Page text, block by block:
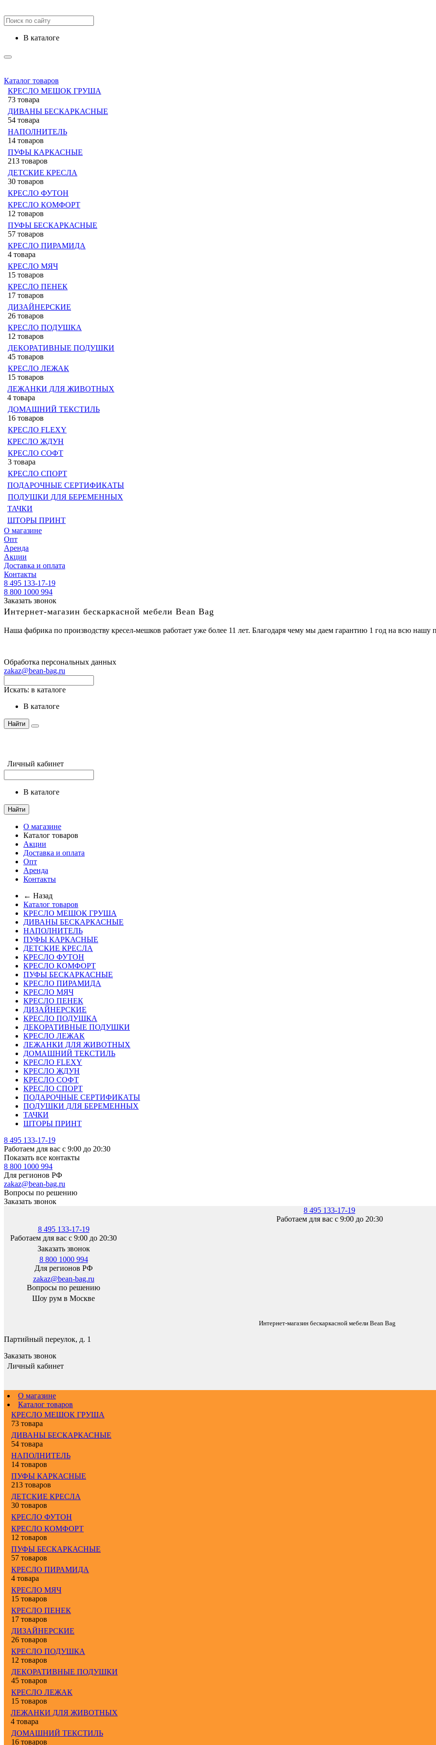
в каталоге
Каталог товаров
КРЕСЛО МЕШОК ГРУША
73 товара
ДИВАНЫ БЕСКАРКАСНЫЕ
54 товара
НАПОЛНИТЕЛЬ
14 товаров
ПУФЫ КАРКАСНЫЕ
213 товаров
ДЕТСКИЕ КРЕСЛА
30 товаров
КРЕСЛО ФУТОН
КРЕСЛО КОМФОРТ
12 товаров
ПУФЫ БЕСКАРКАСНЫЕ
57 товаров
КРЕСЛО ПИРАМИДА
4 товара
КРЕСЛО МЯЧ
15 товаров
КРЕСЛО ПЕНЕК
17 товаров
ДИЗАЙНЕРСКИЕ
26 товаров
КРЕСЛО ПОДУШКА
12 товаров
ДЕКОРАТИВНЫЕ ПОДУШКИ
45 товаров
КРЕСЛО ЛЕЖАК
15 товаров
ЛЕЖАНКИ ДЛЯ ЖИВОТНЫХ
4 товара
ДОМАШНИЙ ТЕКСТИЛЬ
16 товаров
КРЕСЛО FLEXY
КРЕСЛО ЖДУН
КРЕСЛО СОФТ
3 товара
КРЕСЛО СПОРТ
ПОДАРОЧНЫЕ СЕРТИФИКАТЫ
ПОДУШКИ ДЛЯ БЕРЕМЕННЫХ
ТАЧКИ
ШТОРЫ ПРИНТ
О магазине
Опт
Аренда
Акции
Доставка и оплата
Контакты
8 495 133-17-19
8 800 1000 994
Заказать звонок
Интернет-магазин бескаркасной мебели Bean Bag
Наша фабрика по производству кресел-мешков работает уже более 11 лет. Благодаря чему мы даем гарантию 1 год на всю нашу
Обработка персональных данных
zakaz@bean-bag.ru
Искать: в каталоге
в каталоге
Найти
Личный кабинет
в каталоге
Найти
О магазине
Каталог товаров
Акции
Доставка и оплата
Опт
Аренда
Контакты
← Назад
Каталог товаров
КРЕСЛО МЕШОК ГРУША
ДИВАНЫ БЕСКАРКАСНЫЕ
НАПОЛНИТЕЛЬ
ПУФЫ КАРКАСНЫЕ
ДЕТСКИЕ КРЕСЛА
КРЕСЛО ФУТОН
КРЕСЛО КОМФОРТ
ПУФЫ БЕСКАРКАСНЫЕ
КРЕСЛО ПИРАМИДА
КРЕСЛО МЯЧ
КРЕСЛО ПЕНЕК
ДИЗАЙНЕРСКИЕ
КРЕСЛО ПОДУШКА
ДЕКОРАТИВНЫЕ ПОДУШКИ
КРЕСЛО ЛЕЖАК
ЛЕЖАНКИ ДЛЯ ЖИВОТНЫХ
ДОМАШНИЙ ТЕКСТИЛЬ
КРЕСЛО FLEXY
КРЕСЛО ЖДУН
КРЕСЛО СОФТ
КРЕСЛО СПОРТ
ПОДАРОЧНЫЕ СЕРТИФИКАТЫ
ПОДУШКИ ДЛЯ БЕРЕМЕННЫХ
ТАЧКИ
ШТОРЫ ПРИНТ
8 495 133-17-19
Работаем для вас с 9:00 до 20:30
Показать все контакты
8 800 1000 994
Для регионов РФ
zakaz@bean-bag.ru
Вопросы по решению
Заказать звонок
8 495 133-17-19
Работаем для вас с 9:00 до 20:30
8 495 133-17-19
Работаем для вас с 9:00 до 20:30
Заказать звонок
8 800 1000 994
Для регионов РФ
zakaz@bean-bag.ru
Вопросы по решению
Шоу рум в Москве
Интернет-магазин бескаркасной мебели Bean Bag
Партийный переулок, д. 1
Заказать звонок
Личный кабинет
О магазине
Каталог товаров
КРЕСЛО МЕШОК ГРУША
73 товара
ДИВАНЫ БЕСКАРКАСНЫЕ
54 товара
НАПОЛНИТЕЛЬ
14 товаров
ПУФЫ КАРКАСНЫЕ
213 товаров
ДЕТСКИЕ КРЕСЛА
30 товаров
КРЕСЛО ФУТОН
КРЕСЛО КОМФОРТ
12 товаров
ПУФЫ БЕСКАРКАСНЫЕ
57 товаров
КРЕСЛО ПИРАМИДА
4 товара
КРЕСЛО МЯЧ
15 товаров
КРЕСЛО ПЕНЕК
17 товаров
ДИЗАЙНЕРСКИЕ
26 товаров
КРЕСЛО ПОДУШКА
12 товаров
ДЕКОРАТИВНЫЕ ПОДУШКИ
45 товаров
КРЕСЛО ЛЕЖАК
15 товаров
ЛЕЖАНКИ ДЛЯ ЖИВОТНЫХ
4 товара
ДОМАШНИЙ ТЕКСТИЛЬ
16 товаров